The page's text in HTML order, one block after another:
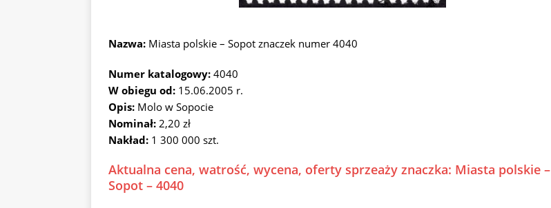
Nazwa: Miasta polskie – Sopot znaczek numer 4040
Numer katalogowy: 4040
W obiegu od: 15.06.2005 r.
Opis: Molo w Sopocie
Nominał: 2,20 zł
Nakład: 1 300 000 szt.
Aktualna cena, watrość, wycena, oferty sprzeaży znaczka: Miasta polskie –
Sopot – 4040